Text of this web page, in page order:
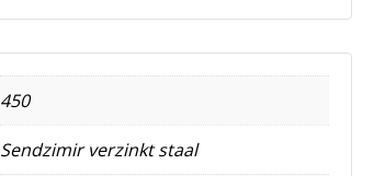
450
Sendzimir verzinkt staal